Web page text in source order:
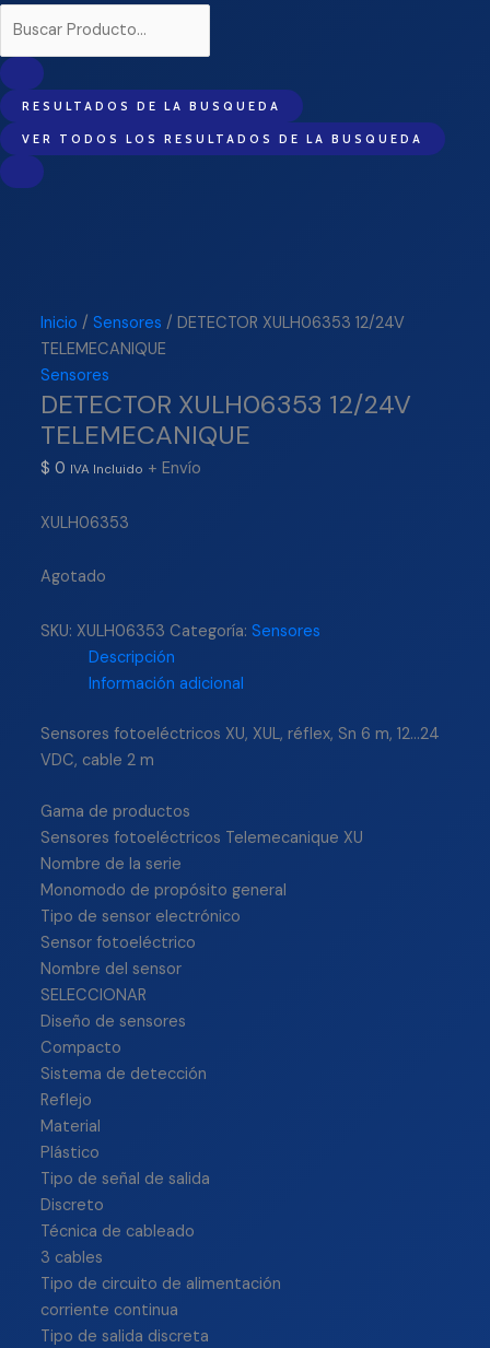
RESULTADOS DE LA BUSQUEDA
VER TODOS LOS RESULTADOS DE LA BUSQUEDA
Inicio /Sensores / DETECTOR XULH06353 12/24V
TELEMECANIQUE
Sensores
DETECTOR XULH06353 12/24V
TELEMECANIQUE
$ 0 IVA Incluido + Envío
XULH06353
Agotado
SKU: XULH06353 Categoría:Sensores
Descripción
Información adicional
Sensores fotoeléctricos XU, XUL, réflex, Sn 6 m, 12…24
VDC, cable 2 m
Gama de productos
Sensores fotoeléctricos Telemecanique XU
Nombre de la serie
Monomodo de propósito general
Tipo de sensor electrónico
Sensor fotoeléctrico
Nombre del sensor
SELECCIONAR
Diseño de sensores
Compacto
Sistema de detección
Reflejo
Material
Plástico
Tipo de señal de salida
Discreto
Técnica de cableado
3 cables
Tipo de circuito de alimentación
corriente continua
Tipo de salida discreta